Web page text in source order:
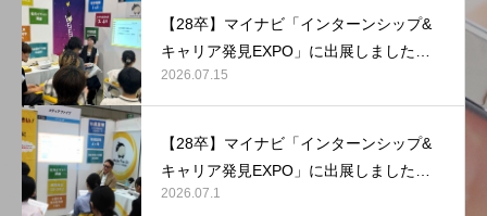
【28卒】マイナビ「インターンシップ&
キャリア発見EXPO」に出展しました
【マリンメッセ福岡】
2026.07.15
【28卒】マイナビ「インターンシップ&
キャリア発見EXPO」に出展しました
【東京ビッグサイト】
2026.07.1